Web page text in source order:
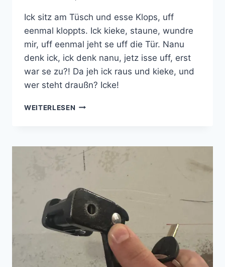
Ick sitz am Tüsch und esse Klops, uff
eenmal kloppts. Ick kieke, staune, wundre
mir, uff eenmal jeht se uff die Tür. Nanu
denk ick, ick denk nanu, jetz isse uff, erst
war se zu?! Da jeh ick raus und kieke, und
wer steht draußn? Icke!
WEITERLESEN BERLINER